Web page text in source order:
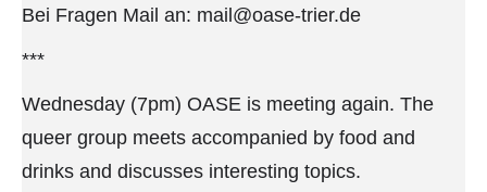
Bei Fragen Mail an: mail@oase-trier.de
***
Wednesday (7pm) OASE is meeting again. The
queer group meets accompanied by food and
drinks and discusses interesting topics.